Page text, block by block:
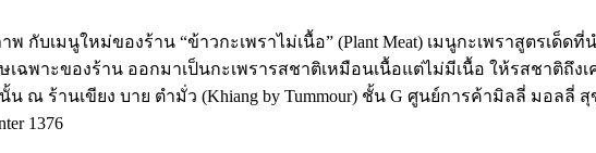
พ กับเมนูใหม่ของร้าน “ข้าวกะเพราไม่เนื้อ” (Plant Meat) เมนูกะเพราสูตรเด็
พาะของร้าน ออกมาเป็นกะเพรารสชาติเหมือนเนื้อแต่ไม่มีเนื้อ ให้รสชาติถึงเ
ณ ร้านเขียง บาย ตำมั่ว (Khiang by Tummour) ชั้น G ศูนย์การค้ามิลลี่ มอลลี่ สุ
1376